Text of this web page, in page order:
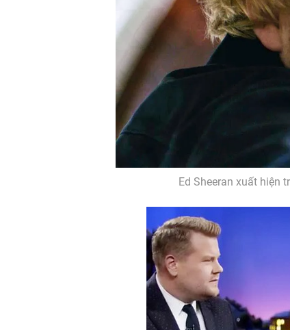
Ed Sheeran xuất hiện